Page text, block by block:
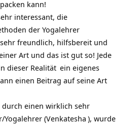
kann!
interessant, die
der Yogalehrer
freundlich, hilfsbereit und
Art und das ist gut so! Jede
dieser Realität ein eigenes
einen Beitrag auf seine Art
einen wirklich sehr
Yogalehrer (Venkatesha ), wurde